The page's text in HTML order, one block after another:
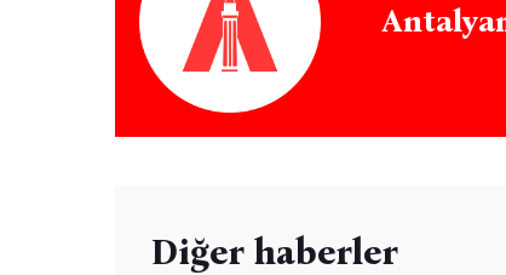
Diğer haberler